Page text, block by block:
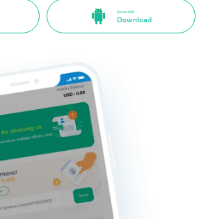
Direct APK
Download